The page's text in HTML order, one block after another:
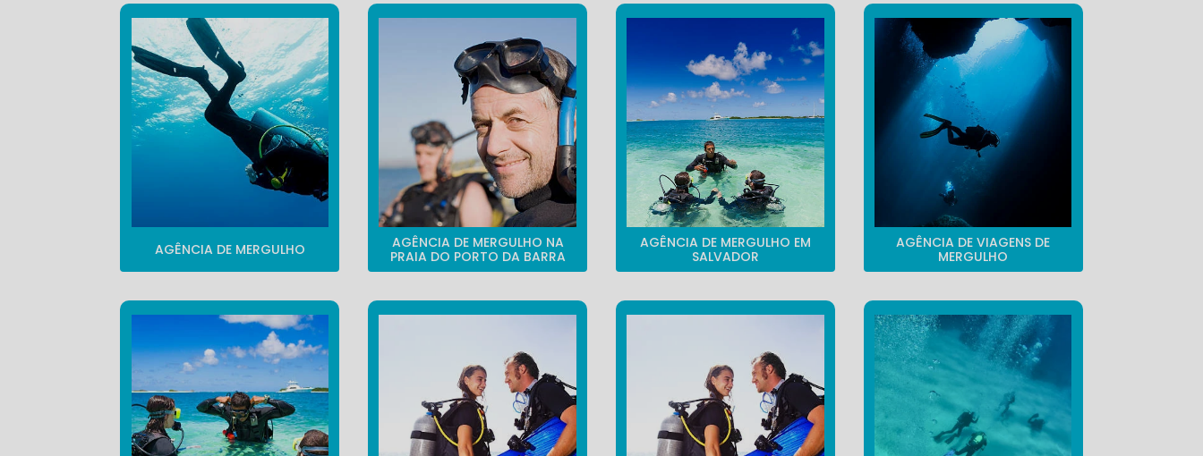
AGÊNCIA DE MERGULHO
AGÊNCIA DE MERGULHO NA
PRAIA DO PORTO DA BARRA
AGÊNCIA DE MERGULHO EM
SALVADOR
AGÊNCIA DE VIAGENS DE
MERGULHO